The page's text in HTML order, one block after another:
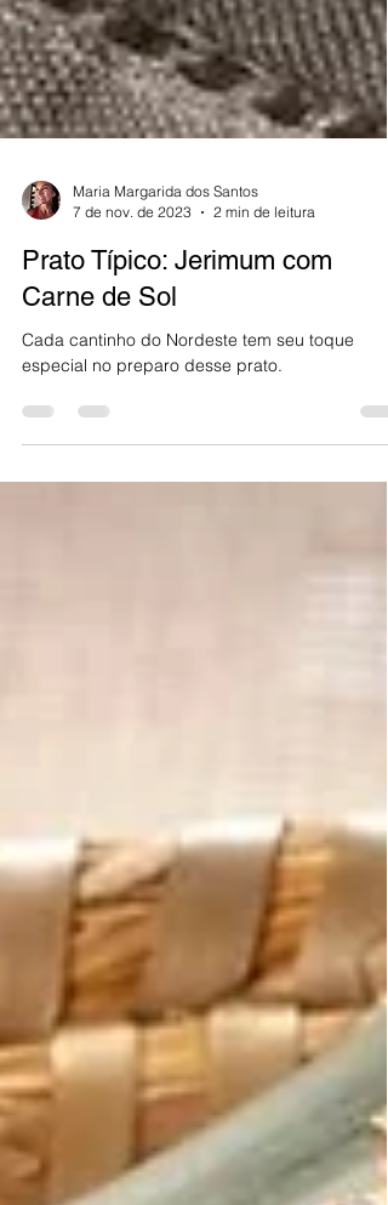
7 de nov. de 2023
2 min de leitura
Prato Típico: Jerimum com
Carne de Sol
especial no preparo desse prato.